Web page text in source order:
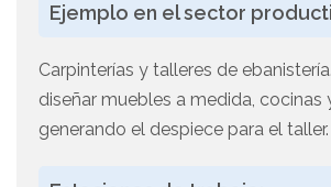
Ejemplo en el sector
Carpinterías y talleres de
diseñar muebles a medida, cocinas
generando el despiece para el taller.